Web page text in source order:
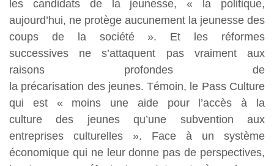
les candidats de la jeunesse, « la
politique,
aujourd’hui, ne protège aucunement la jeunesse des
coups de la société ». Et les réformes
successives ne s’attaquent pas vraiment aux
raisons profondes de
la précarisation des jeunes. Témoin, le Pass Culture
qui est « moins une aide pour l’accès à la
culture des
jeunes qu’une subvention aux
entreprises culturelles ». Face à un système
économique qui ne leur donne pas de perspectives,